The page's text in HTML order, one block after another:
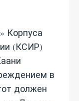
Корпуса
(КСИР)
в
должен